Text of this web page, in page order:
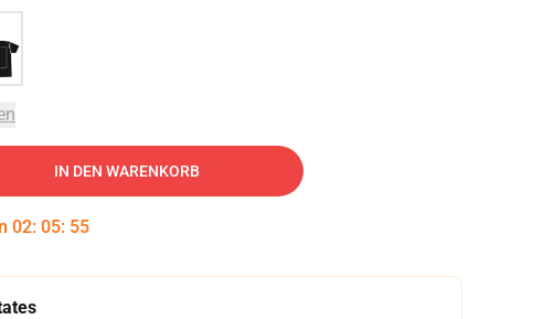
IN DEN WARENKORB
02: 05: 54